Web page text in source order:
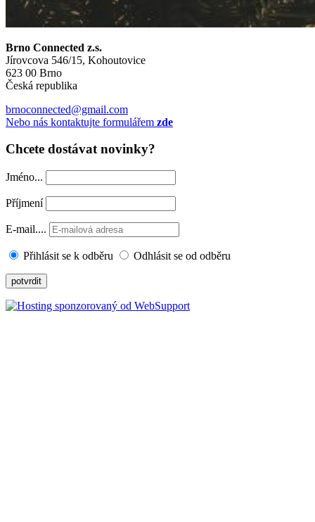
Brno Connected z.s.
Jírovcova 546/15, Kohoutovice
623 00 Brno
Česká republika
brnoconnected@gmail.com
Nebo nás kontaktujte formulářem zde
Chcete dostávat novinky?
Jméno...
Příjmení
E-mail....
Přihlásit se k odběru Odhlásit se od odběru